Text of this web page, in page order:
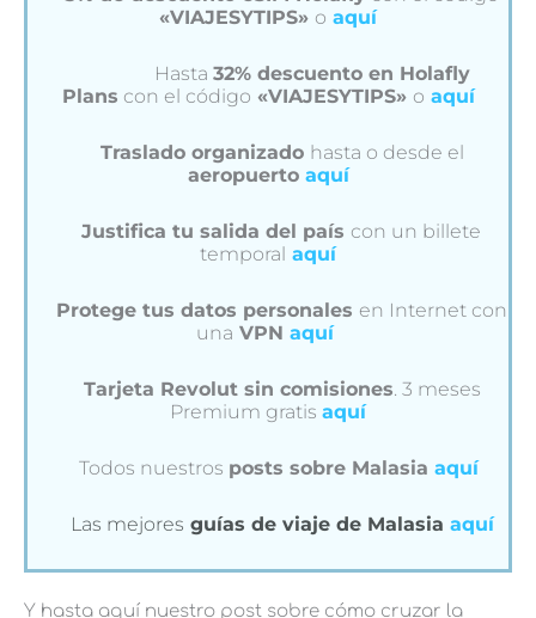
«VIAJESYTIPS» o aquí
Hasta32% descuento en Holafly
Plans con el código «VIAJESYTIPS» o aquí
Traslado organizado hasta o desde el
aeropuerto aquí
Justifica tu salida del país con un billete
temporal aquí
Protege tus datos personales en Internet con
una VPN aquí
Tarjeta Revolut sin comisiones . 3 meses
Premium gratis aquí
Todos nuestros posts sobre Malasiaaquí
Las mejores guías de viaje de Malasia aquí
Y hasta aquí nuestro post sobre cómo cruzar la